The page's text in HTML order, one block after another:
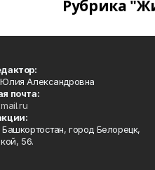
Рубрика
Александровна
почта:
город Белорецк,
56.